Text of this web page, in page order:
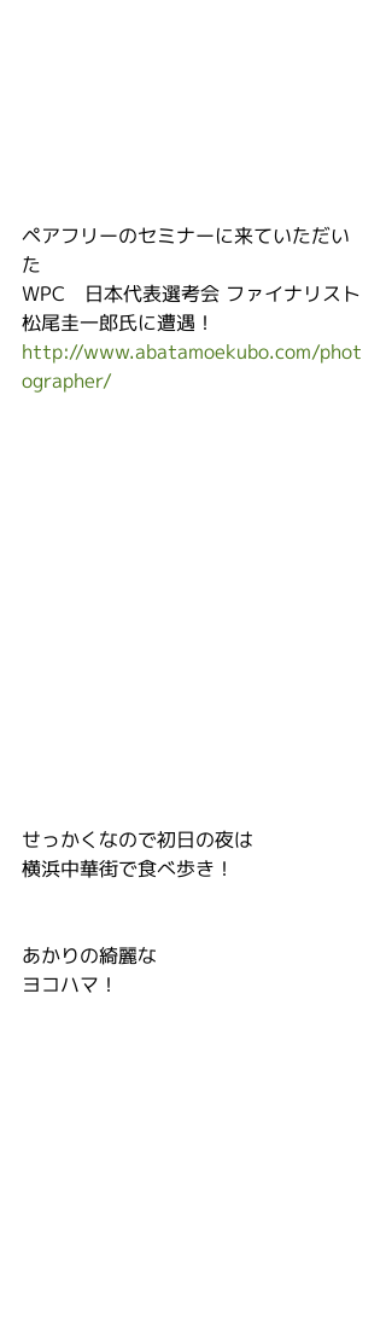
ペアフリーのセミナーに来ていただい
た
WPC　日本代表選考会 ファイナリスト
松尾圭一郎氏に遭遇！
http://www.abatamoekubo.com/phot
ographer/
せっかくなので初日の夜は
横浜中華街で食べ歩き！
あかりの綺麗な
ヨコハマ！